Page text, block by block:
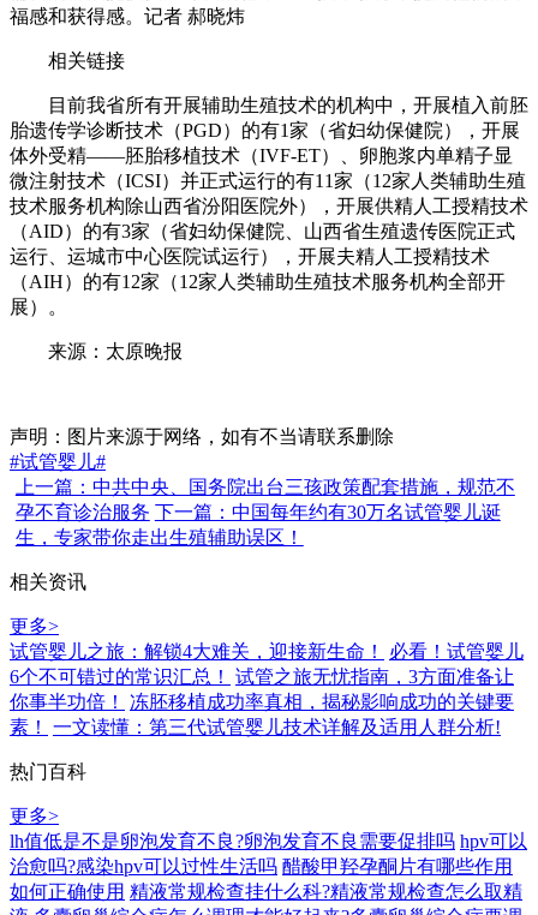
福感和获得感。记者 郝晓炜
相关链接
目前我省所有开展辅助生殖技术的机构中，开展植入前胚
胎遗传学诊断技术（PGD）的有1家（省妇幼保健院），开展
体外受精——胚胎移植技术（IVF-ET）、卵胞浆内单精子显
微注射技术（ICSI）并正式运行的有11家（12家人类辅助生殖
技术服务机构除山西省汾阳医院外），开展供精人工授精技术
（AID）的有3家（省妇幼保健院、山西省生殖遗传医院正式
运行、运城市中心医院试运行），开展夫精人工授精技术
（AIH）的有12家（12家人类辅助生殖技术服务机构全部开
展）。
来源：太原晚报
声明：图片来源于网络，如有不当请联系删除
#试管婴儿#
上一篇：中共中央、国务院出台三孩政策配套措施，规范不
孕不育诊治服务 下一篇：中国每年约有30万名试管婴儿诞
生，专家带你走出生殖辅助误区！
相关资讯
更多>
试管婴儿之旅：解锁4大难关，迎接新生命！
必看！试管婴儿
6个不可错过的常识汇总！
试管之旅无忧指南，3方面准备让
你事半功倍！
冻胚移植成功率真相，揭秘影响成功的关键要
素！
一文读懂：第三代试管婴儿技术详解及适用人群分析!
热门百科
更多>
lh值低是不是卵泡发育不良?卵泡发育不良需要促排吗 hpv可以
治愈吗?感染hpv可以过性生活吗 醋酸甲羟孕酮片有哪些作用
如何正确使用 精液常规检查挂什么科?精液常规检查怎么取精